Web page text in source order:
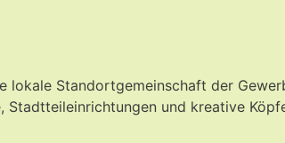
lokale Standortgemeinschaft der
Stadtteileinrichtungen und kreative